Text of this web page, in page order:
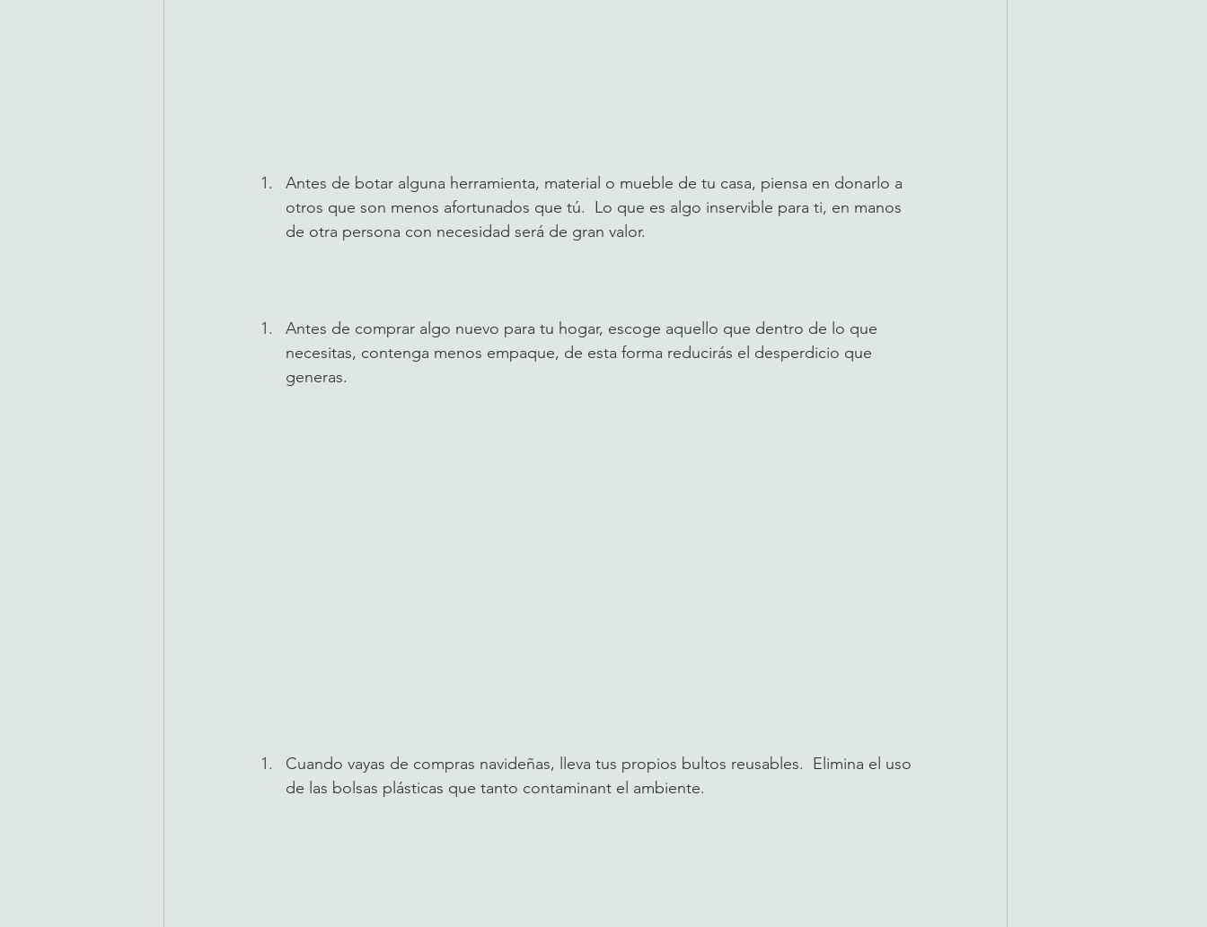
Antes de botar alguna herramienta, material o mueble de tu casa, piensa en donarlo a
otros que son menos afortunados que tú.  Lo que es algo inservible para ti, en manos
de otra persona con necesidad será de gran valor.
Antes de comprar algo nuevo para tu hogar, escoge aquello que dentro de lo que
necesitas, contenga menos empaque, de esta forma reducirás el desperdicio que
generas.
Cuando vayas de compras navideñas, lleva tus propios bultos reusables.  Elimina el uso
de las bolsas plásticas que tanto contaminant el ambiente.